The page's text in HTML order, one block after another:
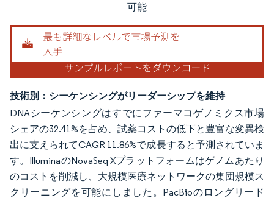
可能
技術別：シーケンシングがリーダーシップを維持
DNAシーケンシングはすでにファーマコゲノミクス市場
シェアの32.41%を占め、試薬コストの低下と豊富な変異検
出に支えられてCAGR 11.86%で成長すると予測されていま
す。IlluminaのNovaSeq Xプラットフォームはゲノムあたり
のコストを削減し、大規模医療ネットワークの集団規模ス
クリーニングを可能にしました。PacBioのロングリード